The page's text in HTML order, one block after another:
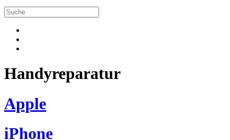
Handyreparatur
Apple
iPhone